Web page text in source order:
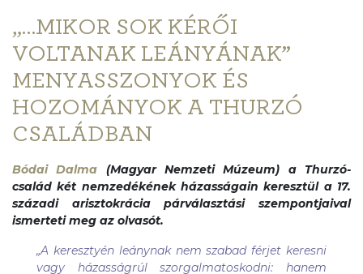
„…MIKOR SOK KÉRŐI
VOLTANAK LEÁNYÁNAK”
MENYASSZONYOK ÉS
HOZOMÁNYOK A THURZÓ
CSALÁDBAN
Bódai Dalma (Magyar Nemzeti Múzeum) a Thurzó-
család két nemzedékének házasságain keresztül a 17.
századi arisztokrácia párválasztási szempontjaival
ismerteti meg az olvasót.
„A keresztyén leánynak nem szabad férjet keresni
vagy házasságrúl szorgalmatoskodni: hanem